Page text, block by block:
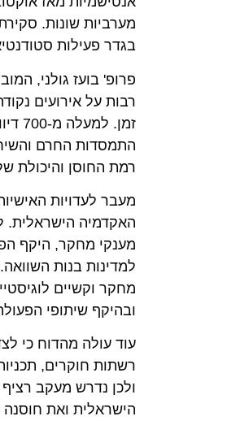
מערביות שונות.
בגדר פעילות
פרופ' בועז גולני,
רבות על אירועים
התמסדות החרם
רמת החוסן והיכולת
מעבר לעדויות
האקדמיה הישראלית.
מענקי מחקר, היקף
למדינות בנות
מחקר וקשיים
ובהיקף שיתופי
עוד עולה מהדוח כי
רשתות חוקרים,
ולכן נדרש מעקב
הישראלית ואת חוסנה